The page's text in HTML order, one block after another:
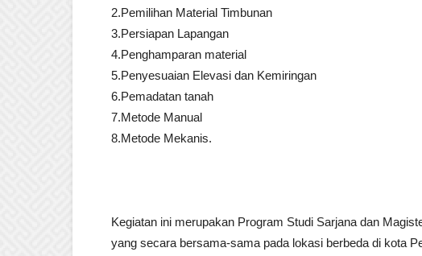
2.Pemilihan Material Timbunan
3.Persiapan Lapangan
4.Penghamparan material
5.Penyesuaian Elevasi dan Kemiringan
6.Pemadatan tanah
7.Metode Manual
8.Metode Mekanis.
Kegiatan ini merupakan Program Studi Sarjana dan
yang secara bersama-sama pada lokasi berbeda di kota